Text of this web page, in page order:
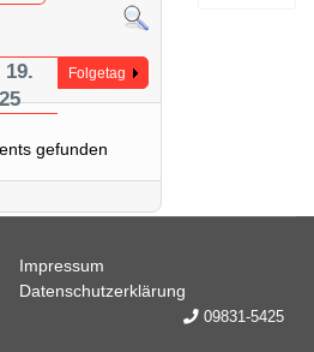
Folgetag
gefunden
Impressum
Datenschutzerklärung
09831-5425